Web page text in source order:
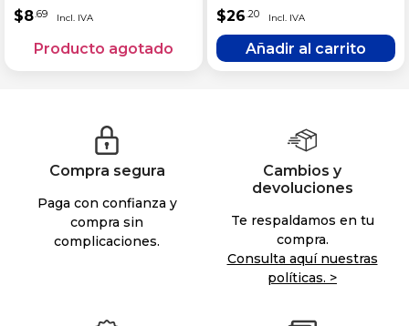
$8.69 $26.20
Compra segura
Paga con confianza y
compra sin
complicaciones.
Cambios y
devoluciones
Te respaldamos en tu
compra.
Consulta aquí nuestras
políticas. >